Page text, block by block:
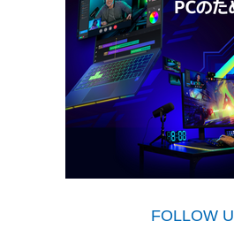
FOLLOW